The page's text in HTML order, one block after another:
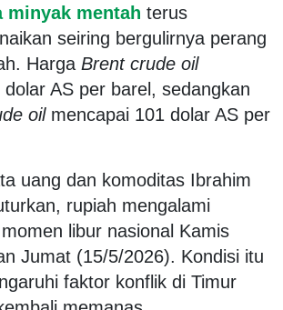
minyak mentah terus
seiring bergulirnya perang
Harga Brent crude oil
AS per barel, sedangkan
oilmencapai 101 dolar AS per
uang dan komoditas Ibrahim
rupiah mengalami
libur nasional Kamis
Jumat (15/5/2026). Kondisi itu
faktor konflik di Timur